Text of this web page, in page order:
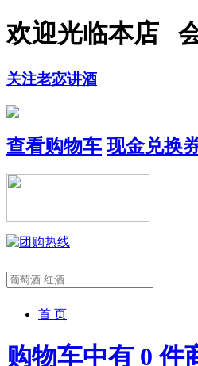
欢迎光临本店
关注老宓讲酒
查看购物车 现金兑换
首 页
购物车中有 0 件